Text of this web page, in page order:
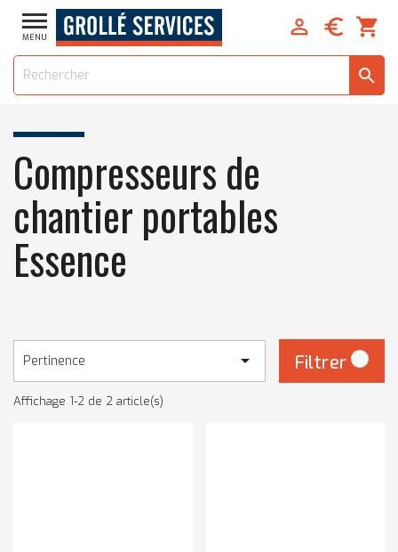
 shopping_cart

MENU
search
Compresseurs de
chantier portables
Essence
Pertinence  Filtrer
Affichage 1-2 de 2 article(s)